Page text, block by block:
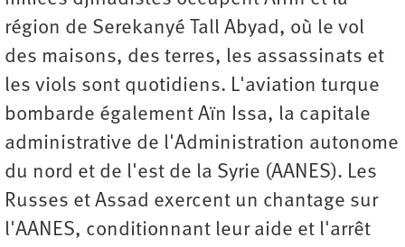
région de Serekanyé Tall Abyad, où le vol
des maisons, des terres, les assassinats et
les viols sont quotidiens. L'aviation turque
bombarde également Aïn Issa, la capitale
administrative de l'Administration autonome
du nord et de l'est de la Syrie (AANES). Les
Russes et Assad exercent un chantage sur
l'AANES, conditionnant leur aide et l'arrêt